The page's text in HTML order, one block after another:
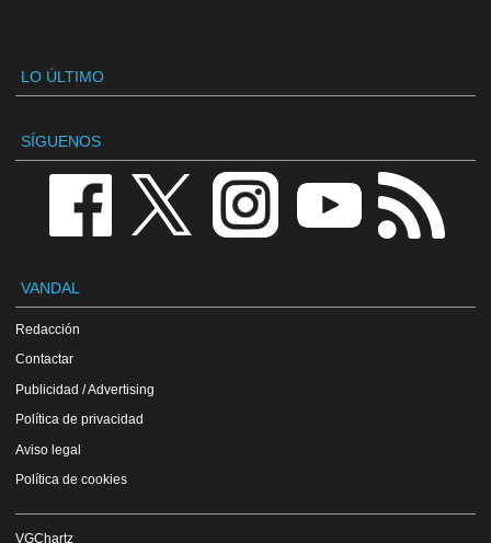
LO ÚLTIMO
SÍGUENOS
VANDAL
Redacción
Contactar
Publicidad / Advertising
Política de privacidad
Aviso legal
Política de cookies
VGChartz